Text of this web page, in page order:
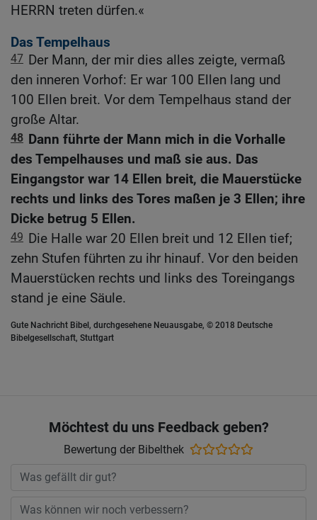
HERRN treten dürfen.«
Das Tempelhaus
47 Der Mann, der mir dies alles zeigte, vermaß
den inneren Vorhof: Er war 100 Ellen lang und
100 Ellen breit. Vor dem Tempelhaus stand der
große Altar.
48 Dann führte der Mann mich in die Vorhalle
des Tempelhauses und maß sie aus. Das
Eingangstor war 14 Ellen breit, die Mauerstücke
rechts und links des Tores maßen je 3 Ellen; ihre
Dicke betrug 5 Ellen.
49 Die Halle war 20 Ellen breit und 12 Ellen tief;
zehn Stufen führten zu ihr hinauf. Vor den beiden
Mauerstücken rechts und links des Toreingangs
stand je eine Säule.
Gute Nachricht Bibel, durchgesehene Neuausgabe, © 2018 Deutsche
Bibelgesellschaft, Stuttgart
Möchtest du uns Feedback geben?
Bewertung der Bibelthek